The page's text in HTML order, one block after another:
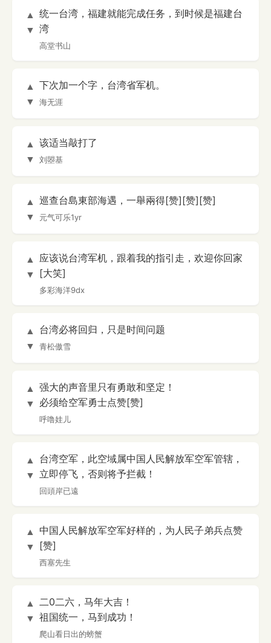
▲
▼
统一台湾，福建就能完成任务，到时候是福建台
湾
高堂书山
▲
▼
下次加一个字，台湾省军机。
海无涯
▲
▼
该适当敲打了
刘曌基
▲
▼
巡查台島東部海遇，一舉兩得[赞][赞][赞]
元气可乐1yr
▲
▼
应该说台湾军机，跟着我的指引走，欢迎你回家
[大笑]
多彩海洋9dx
▲
▼
台湾必将回归，只是时间问题
青松傲雪
▲
▼
强大的声音里只有勇敢和坚定！
必须给空军勇士点赞[赞]
呼噜娃儿
▲
▼
台湾空军，此空域属中国人民解放军空军管辖，
立即停飞，否则将予拦截！
回頭岸已遠
▲
▼
中国人民解放军空军好样的，为人民子弟兵点赞
[赞]
西塞先生
▲
▼
二0二六，马年大吉！
祖国统一，马到成功！
爬山看日出的螃蟹